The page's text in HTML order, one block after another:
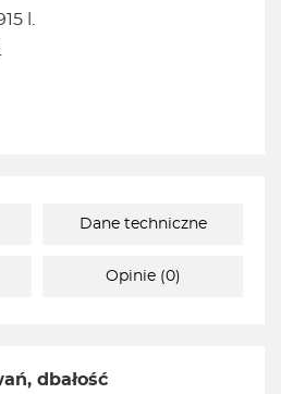
l.
Dane techniczne
Opinie (0)
dbałość